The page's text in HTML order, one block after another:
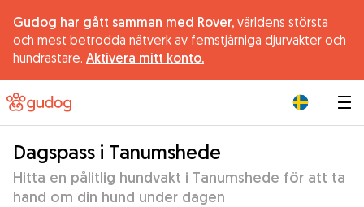
Gudog har gått samman med Rover, världens största
och mest betrodda nätverk av femstjärniga djurvakter och
hundrastare. Aktivera mitt konto.
Dagspass i Tanumshede
Hitta en pålitlig hundvakt i Tanumshede för att ta
hand om din hund under dagen